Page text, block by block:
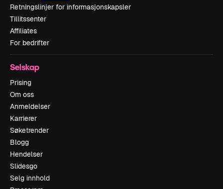
Retningslinjer for informasjonskapsler
Tillitssenter
Affiliates
For bedrifter
Selskap
Prising
Om oss
Anmeldelser
Karrierer
Søketrender
Blogg
Hendelser
Slidesgo
Selg innhold